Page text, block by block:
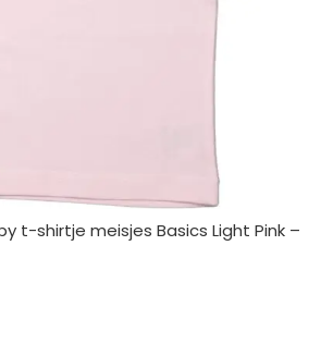
t-shirtje meisjes Basics Light Pink –